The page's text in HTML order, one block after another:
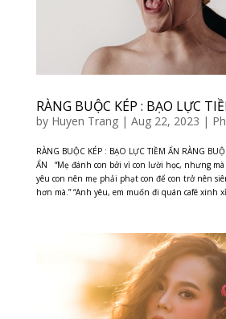
RÀNG BUỘC KÉP : BẠO LỰC
by Huyen Trang| Aug 22, 2023 |
RÀNG BUỘC KÉP : BẠO LỰC TIỀM ẨN RÀNG
ẨN “Mẹ đánh con bởi vì con lười học, nhưng
yêu con nên mẹ phải phạt con để con trở nên
hơn mà.” “Anh yêu, em muốn đi quán café xinh